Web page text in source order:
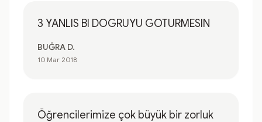
3 YANLIS BI DOGRUYU GOTURMESIN
BUĞRA D.
10 Mar 2018
Öğrencilerimize çok büyük bir zorluk